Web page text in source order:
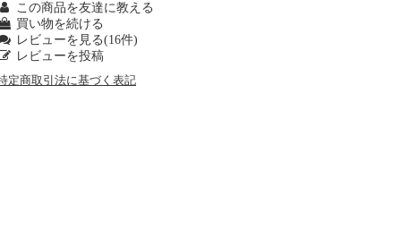
この商品を友達に教える
買い物を続ける
レビューを見る(16件)
レビューを投稿
定商取引法に基づく表記